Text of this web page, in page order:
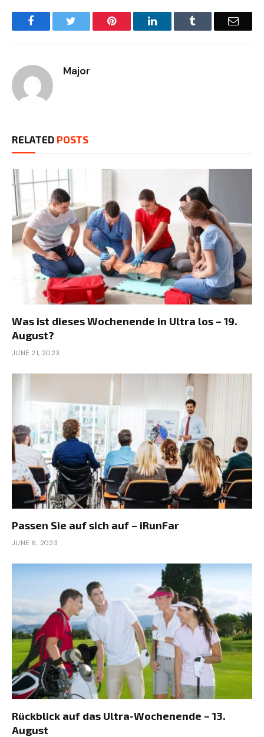
Facebook Pinterest LinkedIn Email
Major
RELATED POSTS
Was ist dieses Wochenende in Ultra los – 19.
August?
JUNE 21, 2023
Passen Sie auf sich auf – iRunFar
JUNE 6, 2023
Rückblick auf das Ultra-Wochenende – 13.
August